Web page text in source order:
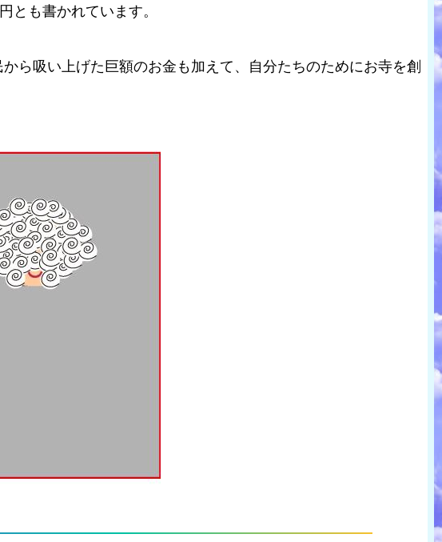
とも書かれています。
ら吸い上げた巨額のお金も加えて、自分たちのためにお寺を創